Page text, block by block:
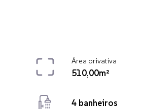
Área privativa
510,00m²
4 banheiros